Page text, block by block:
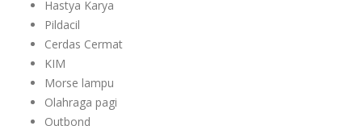
Hastya Karya
Pildacil
Cerdas Cermat
KIM
Morse lampu
Olahraga pagi
Outbond